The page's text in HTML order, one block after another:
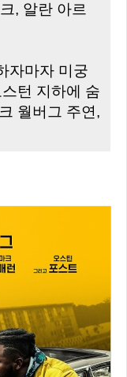
, 알란 아르
자마자 미궁
턴 지하에 숨
월버그 주연,